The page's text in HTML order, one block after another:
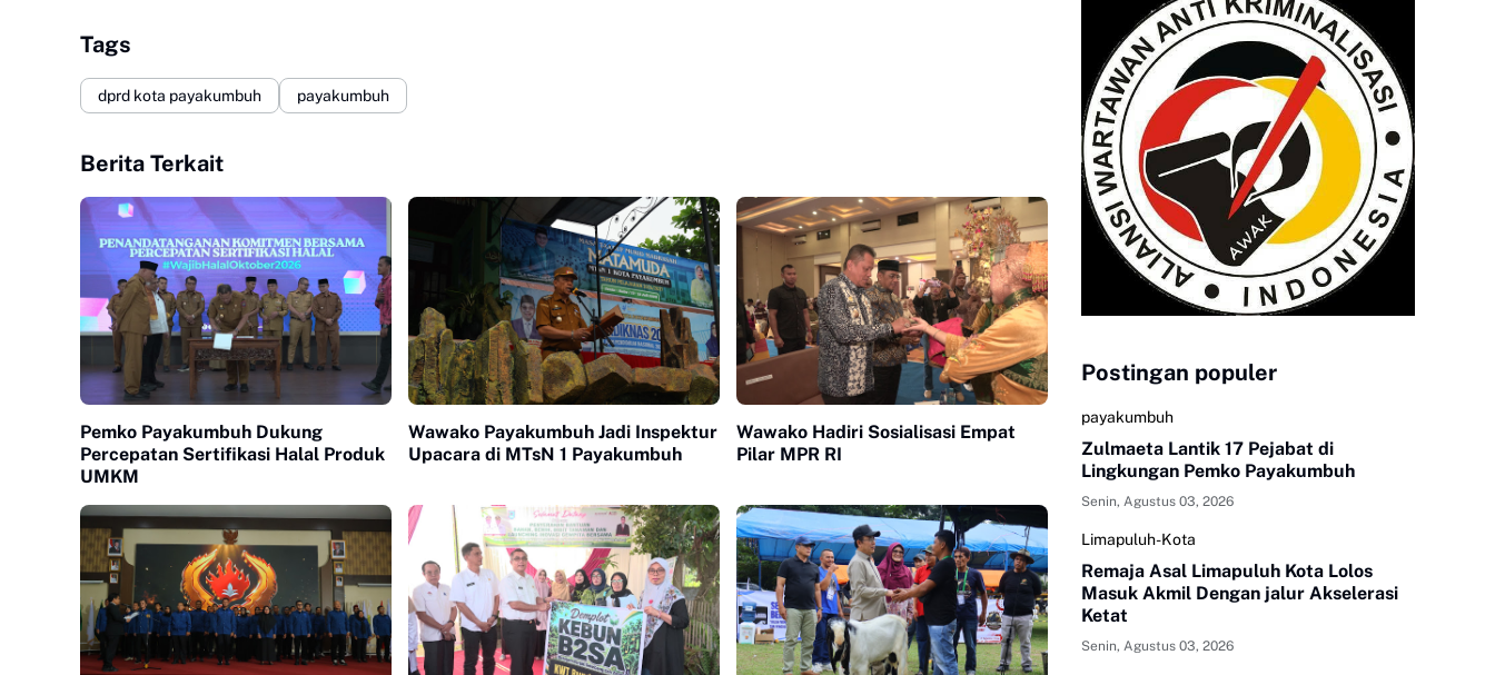
Tags
dprd kota payakumbuh payakumbuh
Berita Terkait
Pemko Payakumbuh Dukung
Percepatan Sertifikasi Halal Produk
UMKM
Wawako Payakumbuh Jadi Inspektur
Upacara di MTsN 1 Payakumbuh
Wawako Hadiri Sosialisasi Empat
Pilar MPR RI
Postingan populer
payakumbuh
Zulmaeta Lantik 17 Pejabat di
Lingkungan Pemko Payakumbuh
Senin, Agustus 03, 2026
Limapuluh-Kota
Remaja Asal Limapuluh Kota Lolos
Masuk Akmil Dengan jalur Akselerasi
Ketat
Senin, Agustus 03, 2026